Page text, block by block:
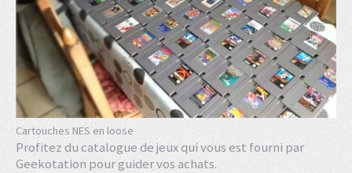
Cartouches NES en loose
Profitez du catalogue de jeux qui vous est fourni par
Geekotation pour guider vos achats.